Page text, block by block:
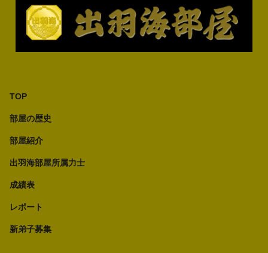
TOP
部屋の歴史
部屋紹介
出羽海部屋所属力士
成績表
レポート
新弟子募集